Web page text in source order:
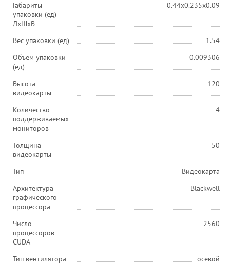
Габариты
упаковки (ед)
ДхШхВ
0.44x0.235x0.09
Вес упаковки (ед)
1.54
Объем упаковки
(ед)
0.009306
Высота
видеокарты
120
Количество
поддерживаемых
мониторов
4
Толщина
видеокарты
50
Тип
Видеокарта
Архитектура
графического
процессора
Blackwell
Число
процессоров
CUDA
2560
Тип вентилятора
осевой